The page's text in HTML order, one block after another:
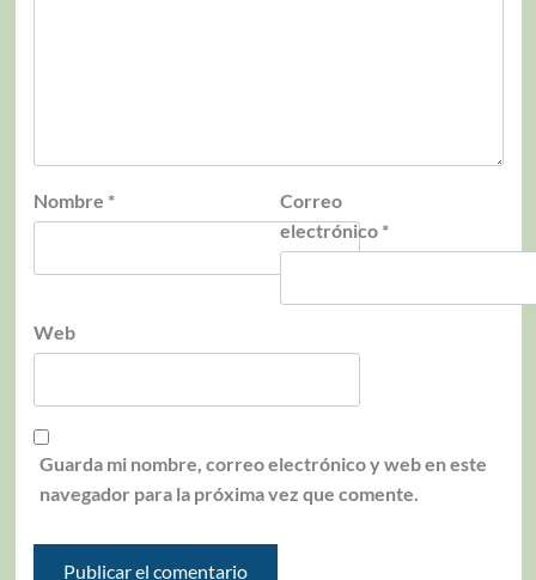
Nombre *
Correo
electrónico *
Web
Guarda mi nombre, correo electrónico y web en este
navegador para la próxima vez que comente.